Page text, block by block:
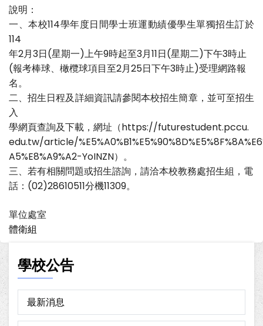
說明：
一、本校114學年度日間學士班運動績優學生單獨招生訂於
114
年2月3日(星期一)上午9時起至3月11日(星期二)下午3時止
(報考棒球、橄欖球項目至2月25日下午3時止)受理網路報
名。
二、招生日程及詳細資訊請參閱本校招生簡章，並可至招生
入
學網頁查詢及下載，網址（https://futurestudent.pccu.
edu.tw/article/
A5%E8%A9%A2-YoINZN）。
三、若有相關問題或招生諮詢，請洽本校教務處招生組，電
話：(02)28610511分機11309。
單位處室
體衛組
學校公告
最新消息